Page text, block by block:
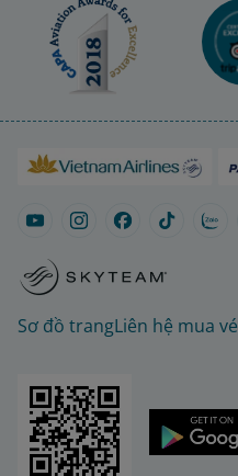
Sơ đồ trangLiên hệ mua vé